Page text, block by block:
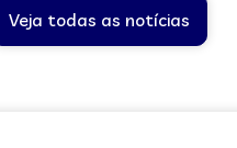
Veja todas as notícias